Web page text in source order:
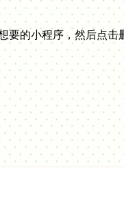
的小程序，然后点